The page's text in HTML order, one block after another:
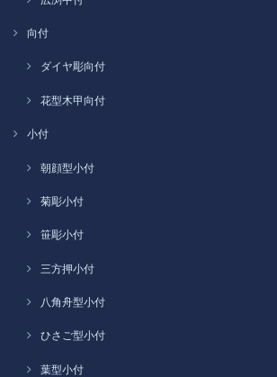
向付
ダイヤ彫向付
花型木甲向付
小付
朝顔型小付
菊彫小付
笹彫小付
三方押小付
八角舟型小付
ひさご型小付
葉型小付